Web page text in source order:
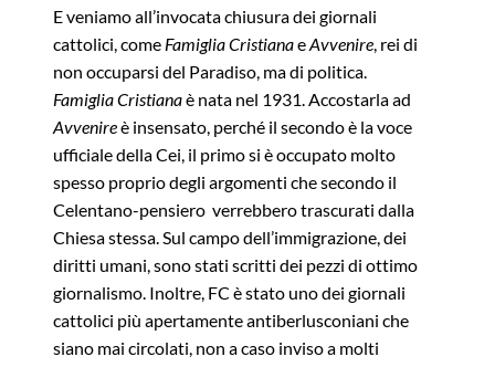
E veniamo all’invocata chiusura dei giornali
cattolici, come Famiglia CristianaeAvvenire , rei di
non occuparsi del Paradiso, ma di politica.
Famiglia Cristianaè nata nel 1931. Accostarla ad
Avvenireè insensato, perché il secondo è la voce
ufficiale della Cei, il primo si è occupato molto
spesso proprio degli argomenti che secondo il
Celentano-pensiero verrebbero trascurati dalla
Chiesa stessa. Sul campo dell’immigrazione, dei
diritti umani, sono stati scritti dei pezzi di ottimo
giornalismo. Inoltre, FC è stato uno dei giornali
cattolici più apertamente antiberlusconiani che
siano mai circolati, non a caso inviso a molti